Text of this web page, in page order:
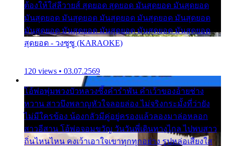
ต้องให้ใส่ลีวายส์ สุดยอด สุดยอด มันสุดยอด มันสุดยอด
มันสุดยอด มันสุดยอด มันสุดยอด มันสุดยอด มันสุดยอด
มันสุดยอด มันสุดยอด มันสุดยอด มันสุดยอด มันสุดยอด
สุดยอด - วงซูซู (KARAOKE)
120 views • 03.07.2569
โอ้พ่อพุ่มพวงบัวหลวงซึ้งคำรำพัน คำเว้าของอ้ายช่าง
หวาน สาวบึงพลาญหัวใจลอยล่อง ไม่จริงกระมั้งที่ว่ายัง
ไม่มีใครข้อง น้องกลัวมีคู่อยู่ครองแล้วลองมาล่อหลอก
สาวอีสาน โอ้พ่อจอมขวัญ วันวันพี่เดินทางไกล ไปพบสาว
ถิ่นไหนไหน คงเว้าเอาใจเขาทุกทุกอย่าง รูปหล่อเสียงใส